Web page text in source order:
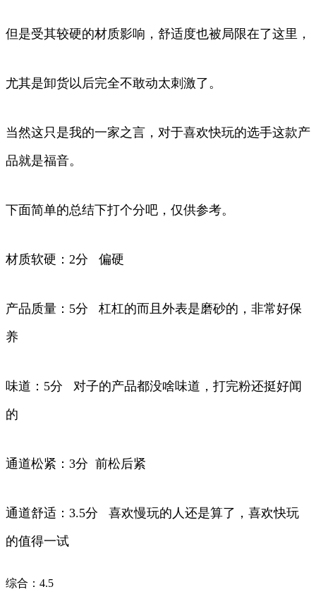
但是受其较硬的材质影响，舒适度也被局限在了这里，
尤其是卸货以后完全不敢动太刺激了。
当然这只是我的一家之言，对于喜欢快玩的选手这款产
品就是福音。
下面简单的总结下打个分吧，仅供参考。
材质软硬：2分 偏硬
产品质量：5分 杠杠的而且外表是磨砂的，非常好保
养
味道：5分 对子的产品都没啥味道，打完粉还挺好闻
的
通道松紧：3分 前松后紧
通道舒适：3.5分 喜欢慢玩的人还是算了，喜欢快玩
的值得一试
综合：4.5